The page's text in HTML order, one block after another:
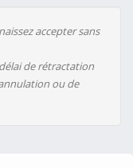
accepter sans
de rétractation
ou de